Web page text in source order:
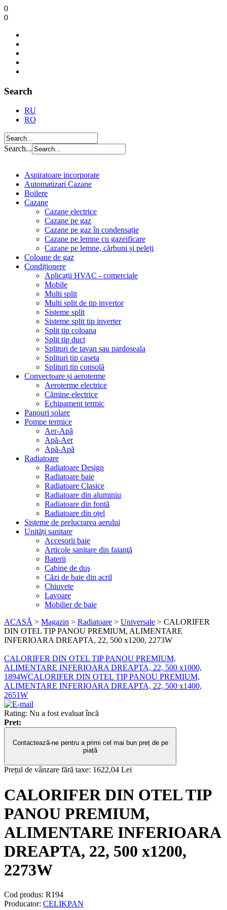
0
0
Search
RU
RO
Search...
Aspiratoare incorporate
Automatizari Cazane
Boilere
Cazane
Cazane electrice
Cazane pe gaz
Cazane pe gaz în condensație
Cazane pe lemne cu gazeificare
Cazane pe lemne, cărbuni și peleți
Coloane de gaz
Condiționere
Aplicații HVAC - comerciale
Mobile
Multi split
Multi split de tip invertor
Sisteme split
Sisteme split tip inverter
Split tip coloana
Split tip duct
Splituri de tavan sau pardoseala
Splituri tip caseta
Splituri tip consolă
Convectoare și aeroterme
Aeroterme electrice
Cămine electrice
Echipament termic
Panouri solare
Pompe termice
Aer-Apă
Apă-Aer
Apă-Apă
Radiatoare
Radiatoare Design
Radiatoare baie
Radiatoare Clasice
Radiatoare din aluminiu
Radiatoare din fontă
Radiatoare din oțel
Sisteme de prelucrarea aerului
Unități sanitare
Accesorii baie
Articole sanitare din faianţă
Baterii
Cabine de duş
Căzi de baie din acril
Chiuvete
Lavoare
Mobilier de baie
ACASĂ > Magazin > Radiatoare > Universale > CALORIFER
DIN OTEL TIP PANOU PREMIUM, ALIMENTARE
INFERIOARA DREAPTA, 22, 500 x1200, 2273W
CALORIFER DIN OTEL TIP PANOU PREMIUM,
ALIMENTARE INFERIOARA DREAPTA, 22, 500 x1000,
1894WCALORIFER DIN OTEL TIP PANOU PREMIUM,
ALIMENTARE INFERIOARA DREAPTA, 22, 500 x1400,
2651W
Rating: Nu a fost evaluat încă
Pret:
Contactează-ne pentru a primi cel mai bun preț de pe
piață
Prețul de vânzare fără taxe: 1622,04 Lei
CALORIFER DIN OTEL TIP
PANOU PREMIUM,
ALIMENTARE INFERIOARA
DREAPTA, 22, 500 x1200,
2273W
Cod produs: R194
Producator: CELIKPAN